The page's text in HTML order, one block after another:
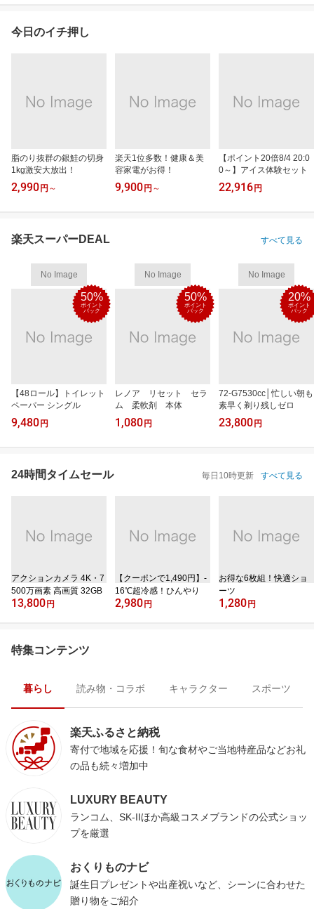
今日のイチ押し
脂のり抜群の銀鮭の切身
1kg激安大放出！
2,990 円 ～
楽天1位多数！健康＆美
容家電がお得！
9,900 円 ～
【ポイント20倍8/4 20:0
0～】アイス体験セット
22,916 円
楽天スーパーDEAL すべて見る
No Image
50%
ポイント
バック
【48ロール】トイレット
ペーパー シングル
9,480 円
No Image
50%
ポイント
バック
レノア リセット セラ
ム 柔軟剤 本体
1,080 円
No Image
20%
ポイント
バック
72-G7530cc│忙しい朝も
素早く剃り残しゼロ
23,800 円
24時間タイムセール 毎日10時更新 すべて見る
アクションカメラ 4K・7
500万画素 高画質 32GB
13,800 円
【クーポンで1,490円】-
16℃超冷感！ひんやり
2,980 円
お得な6枚組！快適ショ
ーツ
1,280 円
特集コンテンツ
暮らし 読み物・コラボ キャラクター スポーツ
楽天ふるさと納税
寄付で地域を応援！旬な食材やご当地特産品などお礼
の品も続々増加中
LUXURY BEAUTY
ランコム、SK-IIほか高級コスメブランドの公式ショッ
プを厳選
おくりものナビ
誕生日プレゼントや出産祝いなど、シーンに合わせた
贈り物をご紹介